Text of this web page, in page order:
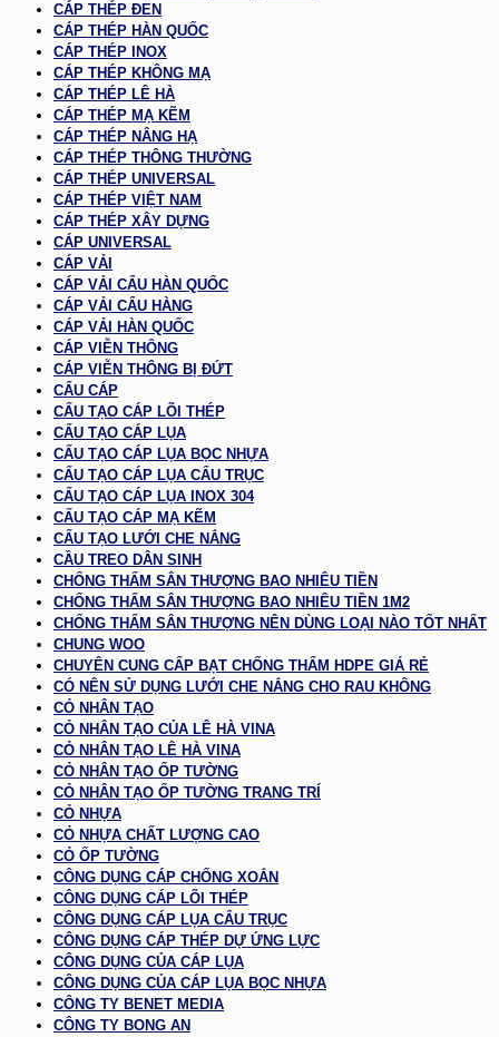
CÁP THÉP ĐEN
CÁP THÉP HÀN QUỐC
CÁP THÉP INOX
CÁP THÉP KHÔNG MẠ
CÁP THÉP LÊ HÀ
CÁP THÉP MẠ KẼM
CÁP THÉP NÂNG HẠ
CÁP THÉP THÔNG THƯỜNG
CÁP THÉP UNIVERSAL
CÁP THÉP VIỆT NAM
CÁP THÉP XÂY DỰNG
CÁP UNIVERSAL
CÁP VẢI
CÁP VẢI CẨU HÀN QUỐC
CÁP VẢI CẨU HÀNG
CÁP VẢI HÀN QUỐC
CÁP VIỄN THÔNG
CÁP VIỄN THÔNG BỊ ĐỨT
CẨU CÁP
CẤU TẠO CÁP LÕI THÉP
CẤU TẠO CÁP LỤA
CẤU TẠO CÁP LỤA BỌC NHỰA
CẤU TẠO CÁP LỤA CẨU TRỤC
CẤU TẠO CÁP LỤA INOX 304
CẤU TẠO CÁP MẠ KẼM
CẤU TẠO LƯỚI CHE NẮNG
CẦU TREO DÂN SINH
CHỐNG THẤM SÂN THƯỢNG BAO NHIÊU TIỀN
CHỐNG THẤM SÂN THƯỢNG BAO NHIÊU TIỀN 1M2
CHỐNG THẤM SÂN THƯỢNG NÊN DÙNG LOẠI NÀO TỐT NHẤT
CHUNG WOO
CHUYÊN CUNG CẤP BẠT CHỐNG THẤM HDPE GIÁ RẺ
CÓ NÊN SỬ DỤNG LƯỚI CHE NẮNG CHO RAU KHÔNG
CỎ NHÂN TẠO
CỎ NHÂN TẠO CỦA LÊ HÀ VINA
CỎ NHÂN TẠO LÊ HÀ VINA
CỎ NHÂN TẠO ỐP TƯỜNG
CỎ NHÂN TẠO ỐP TƯỜNG TRANG TRÍ
CỎ NHỰA
CỎ NHỰA CHẤT LƯỢNG CAO
CỎ ỐP TƯỜNG
CÔNG DỤNG CÁP CHỐNG XOẮN
CÔNG DỤNG CÁP LÕI THÉP
CÔNG DỤNG CÁP LỤA CẨU TRỤC
CÔNG DỤNG CÁP THÉP DỰ ỨNG LỰC
CÔNG DỤNG CỦA CÁP LỤA
CÔNG DỤNG CỦA CÁP LỤA BỌC NHỰA
CÔNG TY BENET MEDIA
CÔNG TY BONG AN